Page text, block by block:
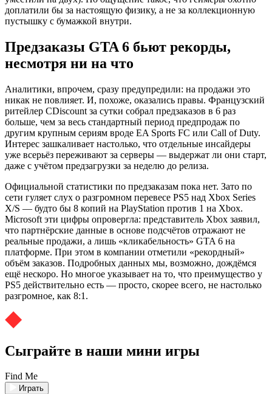
доплатили бы за настоящую физику, а не за коллекционную
пустышку с бумажкой внутри.
Предзаказы GTA 6 бьют рекорды,
несмотря ни на что
Аналитики, впрочем, сразу предупредили: на продажи это
никак не повлияет. И, похоже, оказались правы. Французский
ритейлер CDiscount за сутки собрал предзаказов в 6 раз
больше, чем за весь стандартный период предпродаж по
другим крупным сериям вроде EA Sports FC или Call of Duty.
Интерес зашкаливает настолько, что отдельные инсайдеры
уже всерьёз переживают за серверы — выдержат ли они старт,
даже с учётом предзагрузки за неделю до релиза.
Официальной статистики по предзаказам пока нет. Зато по
сети гуляет слух о разгромном перевесе PS5 над Xbox Series
X/S — будто бы 8 копий на PlayStation против 1 на Xbox.
Microsoft эти цифры опровергла: представитель Xbox заявил,
что партнёрские данные в основе подсчётов отражают не
реальные продажи, а лишь «кликабельность» GTA 6 на
платформе. При этом в компании отметили «рекордный»
объём заказов. Подробных данных мы, возможно, дождёмся
ещё нескоро. Но многое указывает на то, что преимущество у
PS5 действительно есть — просто, скорее всего, не настолько
разгромное, как 8:1.
Сыграйте в наши мини игры
Find Me
Играть